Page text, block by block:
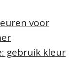
voor
gebruik kleur